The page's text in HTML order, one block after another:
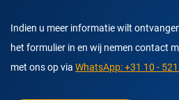
Indien u meer informatie wilt
het formulier in en wij nemen contact
met ons op via WhatsApp: +31 10 -